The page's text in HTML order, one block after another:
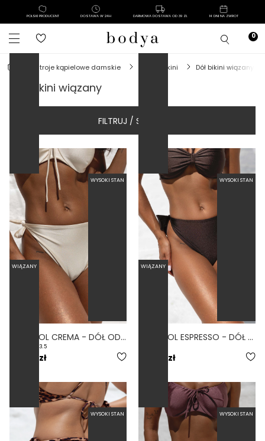
POLSKI PRODUCENT DOSTAWA W 24H DARMOWA DOSTAWA OD 39 ZŁ 14 DNI NA ZWROT
stroje kąpielowe damskie dół od bikini dół bikini wiązany
dół bikini wiązany
FILTRUJ / SORTUJ
WIĄZANY
WYSOKI STAN
CONTROL CREMA - DÓŁ OD BIKINI WYSOKI STAN WIĄZANY WYCIĘTY KREMOWY
3.5
159,00 zł
WYSOKI STAN
CONTROL ESPRESSO - DÓŁ OD BIKINI WYSOKI STAN WIĄZANY WYCIĘTY BRĄZOWY
159,00 zł
WIĄZANY
WYSOKI STAN
WIĄZANY
WYSOKI STAN